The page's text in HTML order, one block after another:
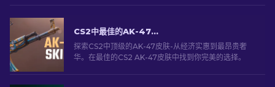
CS2中最佳的AK-47皮肤：横跨各个价格区间
探索CS2中顶级的AK-47皮肤-从经济实惠到最昂贵奢
华。在最佳的CS2 AK-47皮肤中找到你完美的选择。